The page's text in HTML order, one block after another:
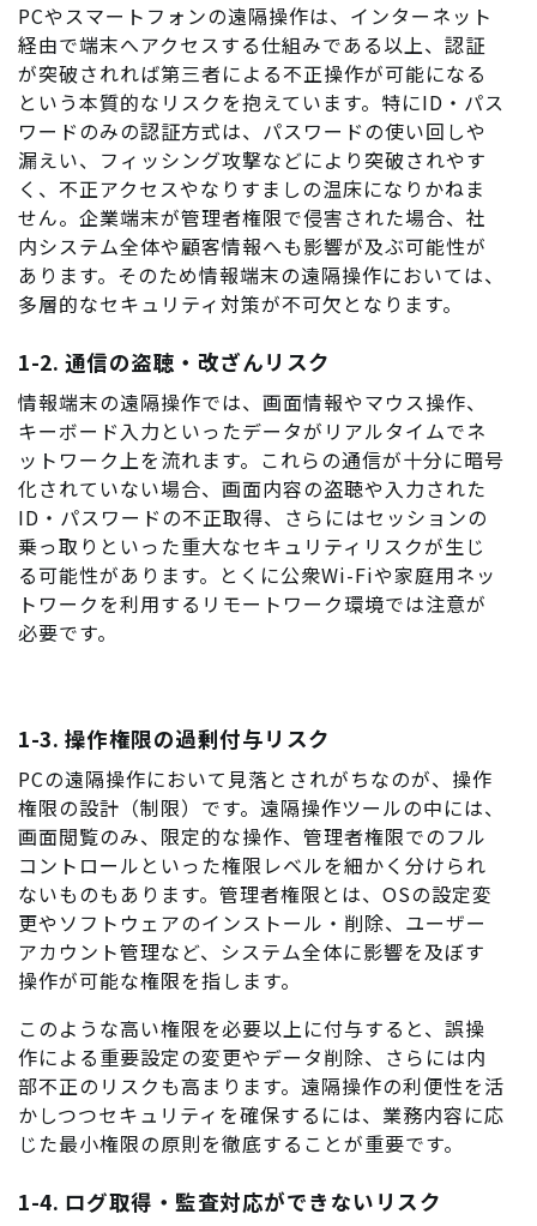
PCやスマートフォンの遠隔操作は、インターネット
経由で端末へアクセスする仕組みである以上、認証
が突破されれば第三者による不正操作が可能になる
という本質的なリスクを抱えています。特にID・パス
ワードのみの認証方式は、パスワードの使い回しや
漏えい、フィッシング攻撃などにより突破されやす
く、不正アクセスやなりすましの温床になりかねま
せん。企業端末が管理者権限で侵害された場合、社
内システム全体や顧客情報へも影響が及ぶ可能性が
あります。そのため情報端末の遠隔操作においては、
多層的なセキュリティ対策が不可欠となります。
1-2. 通信の盗聴・改ざんリスク
情報端末の遠隔操作では、画面情報やマウス操作、
キーボード入力といったデータがリアルタイムでネ
ットワーク上を流れます。これらの通信が十分に暗号
化されていない場合、画面内容の盗聴や入力された
ID・パスワードの不正取得、さらにはセッションの
乗っ取りといった重大なセキュリティリスクが生じ
る可能性があります。とくに公衆Wi-Fiや家庭用ネッ
トワークを利用するリモートワーク環境では注意が
必要です。
1-3. 操作権限の過剰付与リスク
PCの遠隔操作において見落とされがちなのが、操作
権限の設計（制限）です。遠隔操作ツールの中には、
画面閲覧のみ、限定的な操作、管理者権限でのフル
コントロールといった権限レベルを細かく分けられ
ないものもあります。管理者権限とは、OSの設定変
更やソフトウェアのインストール・削除、ユーザー
アカウント管理など、システム全体に影響を及ぼす
操作が可能な権限を指します。
このような高い権限を必要以上に付与すると、誤操
作による重要設定の変更やデータ削除、さらには内
部不正のリスクも高まります。遠隔操作の利便性を活
かしつつセキュリティを確保するには、業務内容に応
じた最小権限の原則を徹底することが重要です。
1-4. ログ取得・監査対応ができないリスク